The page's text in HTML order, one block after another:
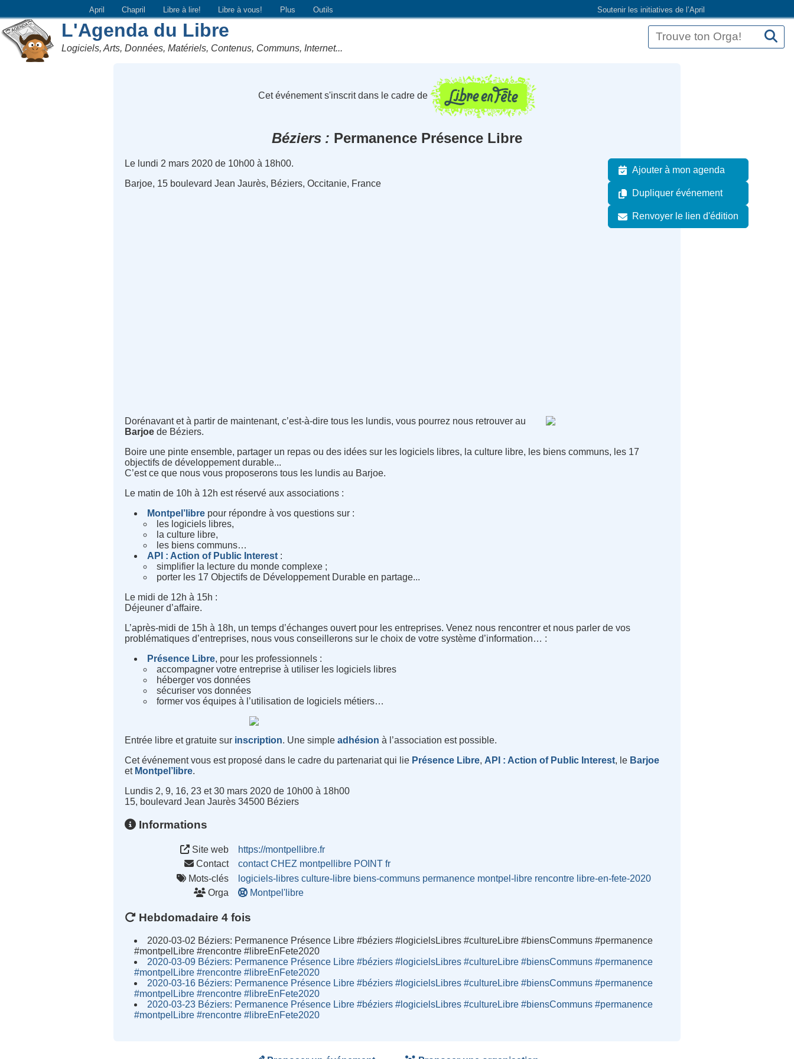
Soutenir les initiatives de l’April
April Chapril Libre à lire! Libre à vous! Plus Outils
L'Agenda du Libre
Logiciels, Arts, Données, Matériels, Contenus, Communs, Internet...
Cet événement s'inscrit dans le cadre de
Béziers Permanence Présence Libre
Ajouter à mon agenda
Dupliquer événement
Renvoyer le lien d'édition
Le lundi 2 mars 2020 de 10h00 à 18h00.
Barjoe, 15 boulevard Jean Jaurès, Béziers, Occitanie, France
Dorénavant et à partir de maintenant, c’est-à-dire tous les lundis, vous pourrez nous retrouver au
Barjoe de Béziers.
Boire une pinte ensemble, partager un repas ou des idées sur les logiciels libres, la culture libre, les biens communs, les 17
objectifs de développement durable...
C’est ce que nous vous proposerons tous les lundis au Barjoe.
Le matin de 10h à 12h est réservé aux associations :
Montpel’libre pour répondre à vos questions sur :
les logiciels libres,
la culture libre,
les biens communs…
API : Action of Public Interest :
simplifier la lecture du monde complexe ;
porter les 17 Objectifs de Développement Durable en partage...
Le midi de 12h à 15h :
Déjeuner d’affaire.
L’après-midi de 15h à 18h, un temps d’échanges ouvert pour les entreprises. Venez nous rencontrer et nous parler de vos
problématiques d’entreprises, nous vous conseillerons sur le choix de votre système d’information… :
Présence Libre, pour les professionnels :
accompagner votre entreprise à utiliser les logiciels libres
héberger vos données
sécuriser vos données
former vos équipes à l’utilisation de logiciels métiers…
Entrée libre et gratuite sur inscription. Une simpleadhésion à l’association est possible.
Cet événement vous est proposé dans le cadre du partenariat qui lie Présence Libre, API : Action of Public Interest, le Barjoe
et Montpel’libre.
Lundis 2, 9, 16, 23 et 30 mars 2020 de 10h00 à 18h00
15, boulevard Jean Jaurès 34500 Béziers
Informations
Site web
https://montpellibre.fr
Contact
contact CHEZ montpellibre POINT fr
Mots-clés
logiciels-libres culture-libre biens-communs permanence montpel-libre rencontre libre-en-fete-2020
Orga
Montpel'libre
Hebdomadaire 4 fois
2020-03-02 Béziers: Permanence Présence Libre #béziers #logicielsLibres #cultureLibre #biensCommuns #permanence
#montpelLibre #rencontre #libreEnFete2020
2020-03-09 Béziers: Permanence Présence Libre #béziers #logicielsLibres #cultureLibre #biensCommuns #permanence
#montpelLibre #rencontre #libreEnFete2020
2020-03-16 Béziers: Permanence Présence Libre #béziers #logicielsLibres #cultureLibre #biensCommuns #permanence
#montpelLibre #rencontre #libreEnFete2020
2020-03-23 Béziers: Permanence Présence Libre #béziers #logicielsLibres #cultureLibre #biensCommuns #permanence
#montpelLibre #rencontre #libreEnFete2020